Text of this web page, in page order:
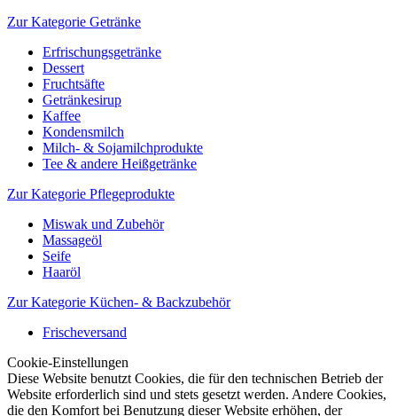
Zur Kategorie Getränke
Erfrischungsgetränke
Dessert
Fruchtsäfte
Getränkesirup
Kaffee
Kondensmilch
Milch- & Sojamilchprodukte
Tee & andere Heißgetränke
Zur Kategorie Pflegeprodukte
Miswak und Zubehör
Massageöl
Seife
Haaröl
Zur Kategorie Küchen- & Backzubehör
Frischeversand
Cookie-Einstellungen
Diese Website benutzt Cookies, die für den technischen Betrieb der
Website erforderlich sind und stets gesetzt werden. Andere Cookies,
die den Komfort bei Benutzung dieser Website erhöhen, der